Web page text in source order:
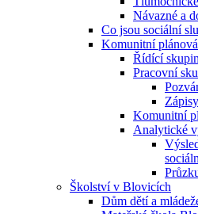
Návazné a
Co jsou sociální
Komunitní
Řídící
Pracovní
Zápisy
Komunitní
Analytické
Školství v Blovicích
Dům dětí a